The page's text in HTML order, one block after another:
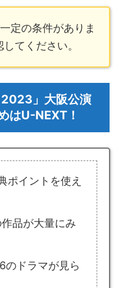
定の条件がありま
てください。
2023」大阪公演
はU-NEXT！
ポイントを使え
品が大量にみ
ドラマが見ら